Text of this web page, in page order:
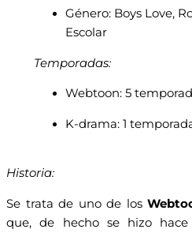
Género: Boys Love,
Escolar
Temporadas:
Webtoon: 5
K-drama: 1
Historia:
Se trata de uno de los
que, de hecho se hizo